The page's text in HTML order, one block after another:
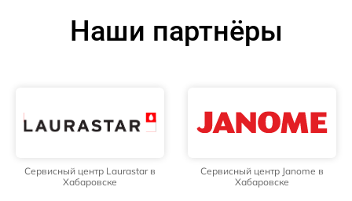
Наши партнёры
Сервисный центр Laurastar в
Хабаровске
Сервисный центр Janome в
Хабаровске